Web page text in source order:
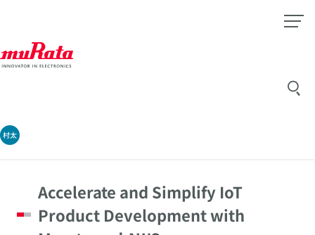
村太
Accelerate and Simplify IoT
Product Development with